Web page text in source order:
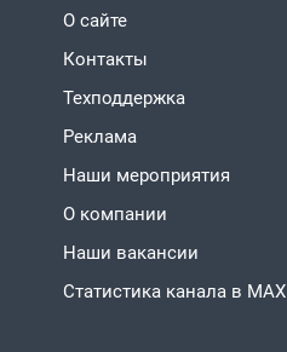
О сайте
Контакты
Техподдержка
Реклама
Наши мероприятия
О компании
Наши вакансии
Статистика канала в MAX